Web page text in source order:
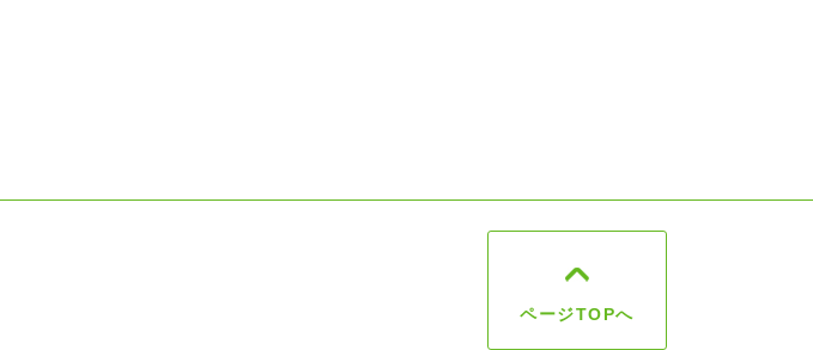
ページTOPへ